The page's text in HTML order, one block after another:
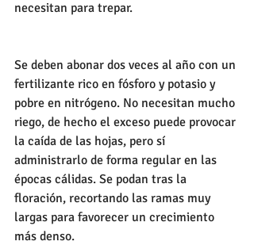
necesitan para trepar.
Se deben abonar dos veces al año con un
fertilizante rico en fósforo y potasio y
pobre en nitrógeno. No necesitan mucho
riego, de hecho el exceso puede provocar
la caída de las hojas, pero sí
administrarlo de forma regular en las
épocas cálidas. Se podan tras la
floración, recortando las ramas muy
largas para favorecer un crecimiento
más denso.